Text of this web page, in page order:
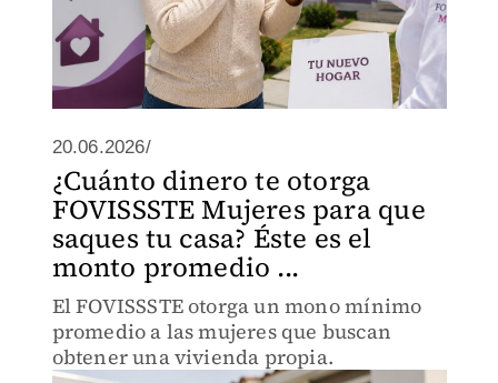
20.06.2026/
¿Cuánto dinero te otorga
FOVISSSTE Mujeres para que
saques tu casa? Éste es el
monto promedio ...
El FOVISSSTE otorga un mono mínimo
promedio a las mujeres que buscan
obtener una vivienda propia.